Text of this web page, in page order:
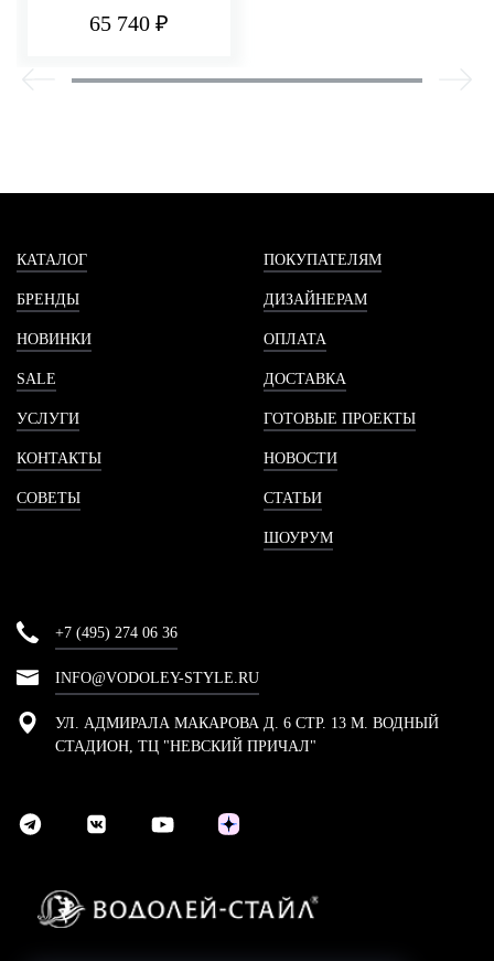
СТЕНЫ 180 ММ Q30
65 740 ₽
КАТАЛОГ
БРЕНДЫ
НОВИНКИ
SALE
УСЛУГИ
КОНТАКТЫ
СОВЕТЫ
ПОКУПАТЕЛЯМ
ДИЗАЙНЕРАМ
ОПЛАТА
ДОСТАВКА
ГОТОВЫЕ ПРОЕКТЫ
НОВОСТИ
СТАТЬИ
ШОУРУМ
+7 (495) 274 06 36
INFO@VODOLEY-STYLE.RU
УЛ. АДМИРАЛА МАКАРОВА Д. 6 СТР. 13 М. ВОДНЫЙ
СТАДИОН, ТЦ "НЕВСКИЙ ПРИЧАЛ"